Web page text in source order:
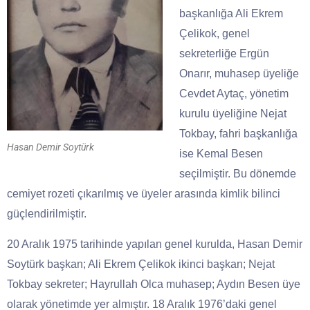
Hasan Demir Soytürk
başkanlığa Ali Ekrem
Çelikok, genel
sekreterliğe Ergün
Onarır, muhasep üyeliğe
Cevdet Aytaç, yönetim
kurulu üyeliğine Nejat
Tokbay, fahri başkanlığa
ise Kemal Besen
seçilmiştir. Bu dönemde
cemiyet rozeti çıkarılmış ve üyeler arasında kimlik bilinci
güçlendirilmiştir.
20 Aralık 1975 tarihinde yapılan genel kurulda, Hasan Demir
Soytürk başkan; Ali Ekrem Çelikok ikinci başkan; Nejat
Tokbay sekreter; Hayrullah Olca muhasep; Aydın Besen üye
olarak yönetimde yer almıştır. 18 Aralık 1976’daki genel